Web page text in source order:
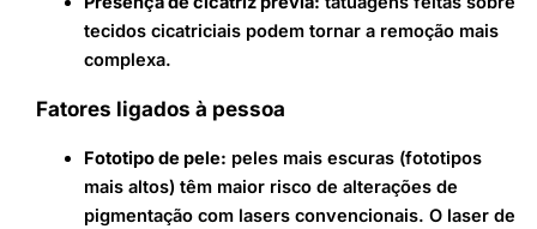
tecidos cicatriciais podem tornar a remoção mais
complexa.
Fatores ligados à pessoa
Fototipo de pele: peles mais escuras (fototipos
mais altos) têm maior risco de alterações de
pigmentação com lasers convencionais. O laser de